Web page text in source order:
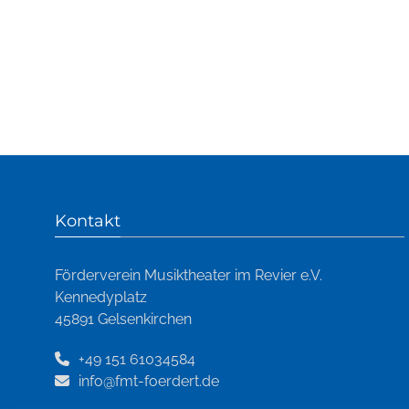
Kontakt
Förderverein Musiktheater im Revier e.V.
Kennedyplatz
45891 Gelsenkirchen
+49 151 61034584
info@fmt-foerdert.de